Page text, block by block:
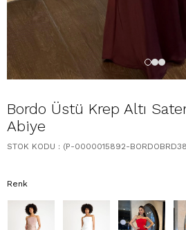
Bordo Üstü Krep Altı
Abiye
STOK KODU (P-0000015892-
Renk